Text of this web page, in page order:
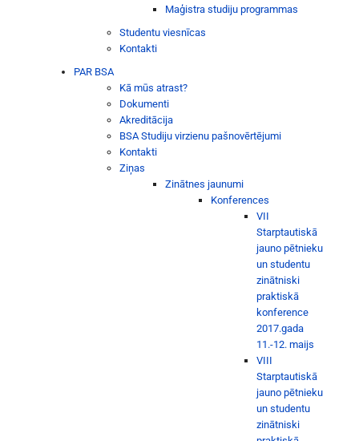
Maģistra studiju programmas
Studentu viesnīcas
Kontakti
PAR BSA
Kā mūs atrast?
Dokumenti
Akreditācija
BSA Studiju virzienu pašnovērtējumi
Kontakti
Ziņas
Zinātnes jaunumi
Konferences
VII
Starptautiskā
jauno pētnieku
un studentu
zinātniski
praktiskā
konference
2017.gada
11.-12. maijs
VIII
Starptautiskā
jauno pētnieku
un studentu
zinātniski